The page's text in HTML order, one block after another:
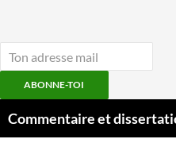
ABONNE-TOI
auCommentaire et